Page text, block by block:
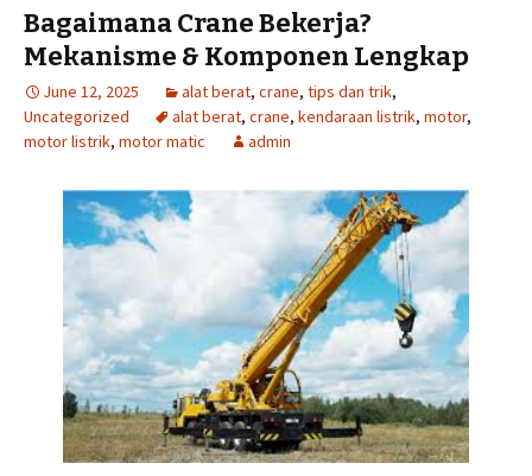
Bagaimana Crane Bekerja?
Mekanisme & Komponen Lengkap
June 12, 2025 alat berat, crane, tips dan trik,
Uncategorized
alat berat, crane, kendaraan listrik, motor,
motor listrik, motor matic admin